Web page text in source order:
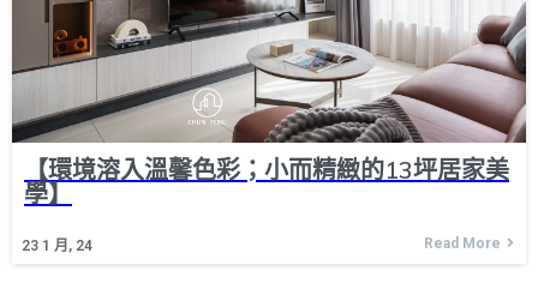
【環境溶入溫馨色彩；小而精緻的13坪居家美
學】
23 1 月, 24 Read More